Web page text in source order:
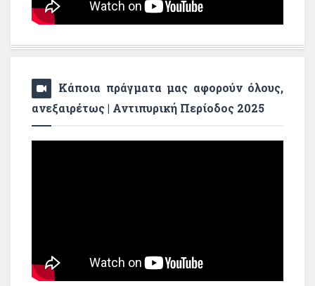
Κάποια πράγματα μας αφορούν όλους,
ανεξαιρέτως | Αντιπυρική Περίοδος 2025